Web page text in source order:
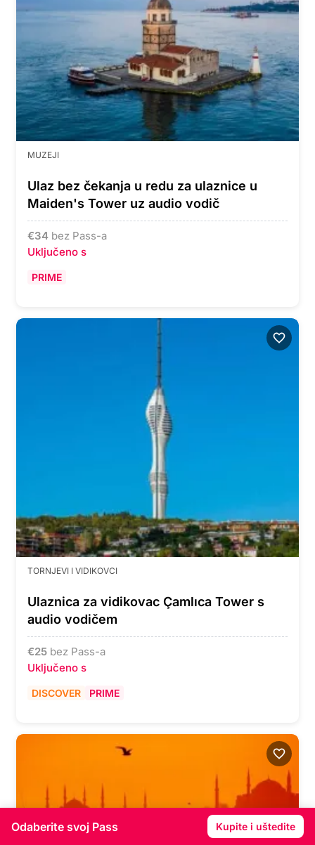
MUZEJI
Ulaz bez čekanja u redu za ulaznice u
Maiden's Tower uz audio vodič
€34 bez Pass-a
Uključeno s
PRIME
TORNJEVI I VIDIKOVCI
Ulaznica za vidikovac Çamlıca Tower s
audio vodičem
€25 bez Pass-a
Uključeno s
DISCOVER PRIME
Odaberite svoj Pass Kupite i uštedite